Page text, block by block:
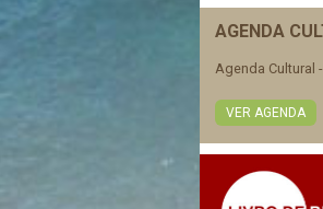
AGENDA
Agenda Cultural
VER AGENDA